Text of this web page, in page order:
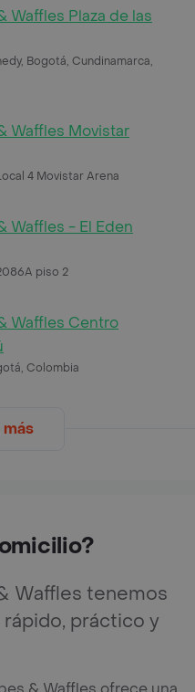
Waffles Plaza de las
Bogotá, Cundinamarca,
Waffles Movistar
4 Movistar Arena
Waffles - El Eden
piso 2
Waffles Centro
Colombia
Waffles tenemos
práctico y